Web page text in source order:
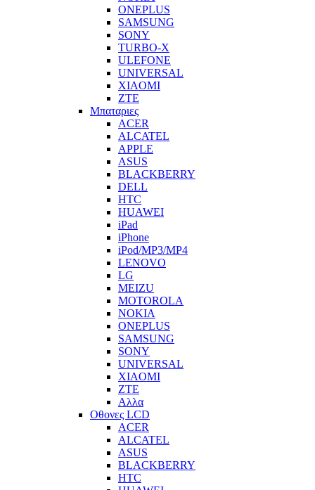
ONEPLUS
SAMSUNG
SONY
TURBO-X
ULEFONE
UNIVERSAL
XIAOMI
ZTE
Μπαταριες
ACER
ALCATEL
APPLE
ASUS
BLACKBERRY
DELL
HTC
HUAWEI
iPad
iPhone
iPod/MP3/MP4
LENOVO
LG
MEIZU
MOTOROLA
NOKIA
ONEPLUS
SAMSUNG
SONY
UNIVERSAL
XIAOMI
ZTE
Αλλα
Οθονες LCD
ACER
ALCATEL
ASUS
BLACKBERRY
HTC